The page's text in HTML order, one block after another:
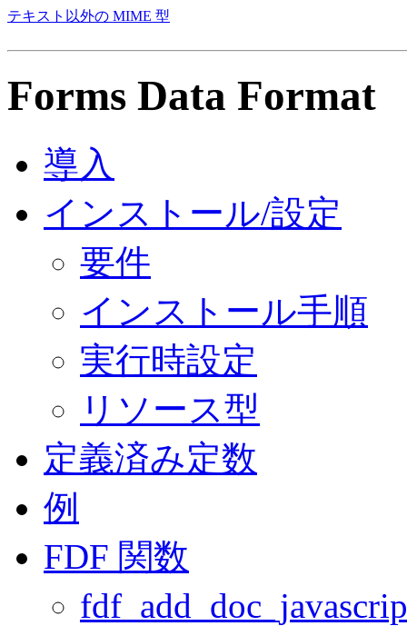
テキスト以外の MIME 型
Forms Data Format
導入
インストール/設定
要件
インストール手順
実行時設定
リソース型
定義済み定数
例
FDF 関数